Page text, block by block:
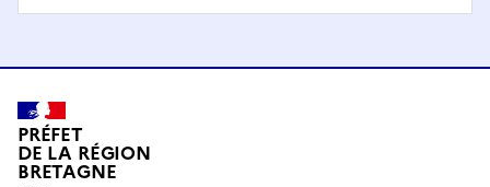
PRÉFET
DE LA RÉGION
BRETAGNE